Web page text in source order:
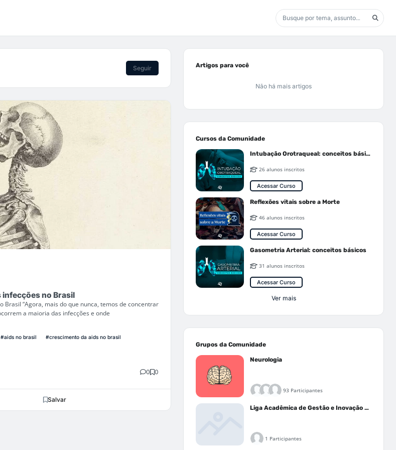
Seguir
infecções no Brasil
Brasil “Agora, mais do que nunca, temos de concentrar
a maioria das infecções e onde
#aids no brasil #crescimento da aids no brasil
0 0
Salvar
Artigos para você
Não há mais artigos
Cursos da Comunidade
Intubação Orotraqueal: conceitos básicos
26 alunos inscritos
Acessar Curso
Reflexões vitais sobre a Morte
46 alunos inscritos
Acessar Curso
Gasometria Arterial: conceitos básicos
31 alunos inscritos
Acessar Curso
Ver mais
Grupos da Comunidade
Neurologia
93 Participantes
Liga Acadêmica de Gestão e Inovação Médica - LAGIM
1 Participantes